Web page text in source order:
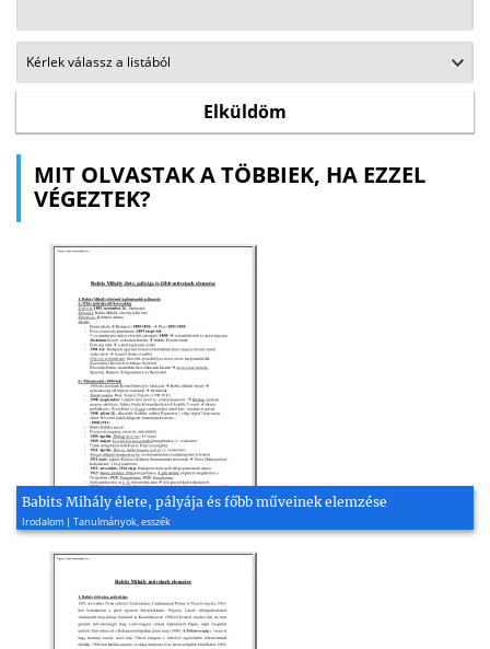
MIT OLVASTAK A TÖBBIEK, HA EZZEL
VÉGEZTEK?
Babits Mihály élete, pályája és főbb műveinek elemzése
Irodalom | Tanulmányok, esszék